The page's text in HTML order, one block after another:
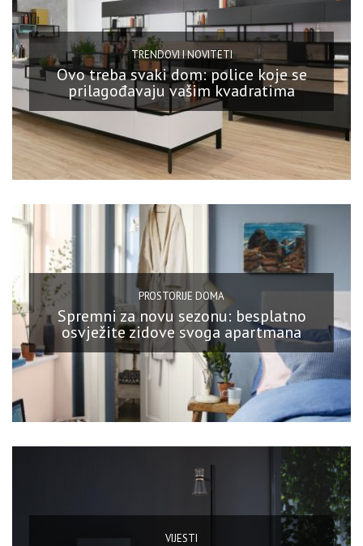
TRENDOVI I NOVITETI
Ovo treba svaki dom: police koje se
prilagođavaju vašim kvadratima
PROSTORIJE DOMA
Spremni za novu sezonu: besplatno
osvježite zidove svoga apartmana
VIJESTI